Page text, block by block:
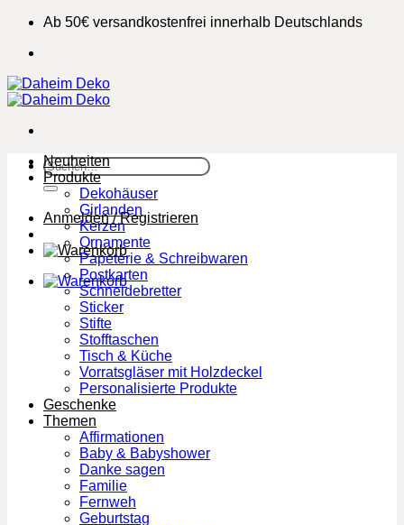
Zum
springen
Ab 50€ versandkostenfrei innerhalb Deutschlands
Suchen
nach:
Anmelden / Registrieren
Neuheiten
Produkte
Dekohäuser
Girlanden
Kerzen
Ornamente
Papeterie & Schreibwaren
Postkarten
Schneidebretter
Sticker
Stifte
Stofftaschen
Tisch & Küche
Vorratsgläser mit Holzdeckel
Personalisierte Produkte
Geschenke
Themen
Affirmationen
Baby & Babyshower
Danke sagen
Familie
Fernweh
Geburtstag